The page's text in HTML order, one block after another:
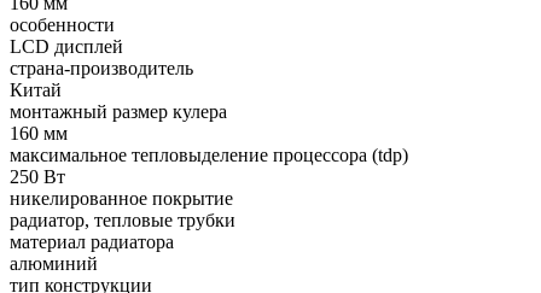
особенности
LCD дисплей
страна-производитель
Китай
монтажный размер кулера
160 мм
максимальное тепловыделение процессора (tdp)
250 Вт
никелированное покрытие
радиатор, тепловые трубки
материал радиатора
алюминий
тип конструкции